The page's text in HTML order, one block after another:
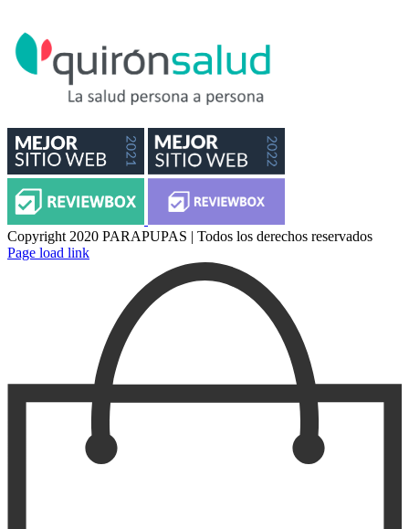
Copyright 2020 PARAPUPAS | Todos los derechos reservados
Facebook
Instagram
Page load link